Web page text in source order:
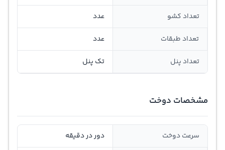
تعداد کشو عدد
تعداد طبقات عدد
تعداد پنل تک پنل
مشخصات دوخت
سرعت دوخت دور در دقیقه